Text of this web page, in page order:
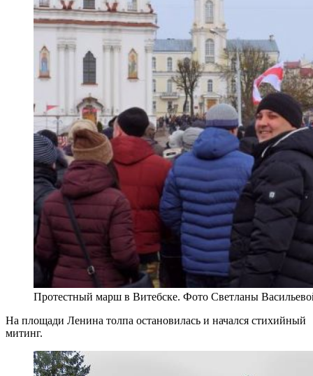
Протестный марш в Витебске. Фото Светланы
На площади Ленина толпа остановилась и начался стихийный
митинг.